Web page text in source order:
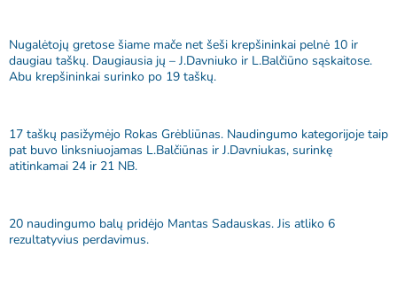
Nugalėtojų gretose šiame mače net šeši krepšininkai pelnė 10 ir
daugiau taškų. Daugiausia jų – J.Davniuko ir L.Balčiūno sąskaitose.
Abu krepšininkai surinko po 19 taškų.
17 taškų pasižymėjo Rokas Grėbliūnas. Naudingumo kategorijoje taip
pat buvo linksniuojamas L.Balčiūnas ir J.Davniukas, surinkę
atitinkamai 24 ir 21 NB.
20 naudingumo balų pridėjo Mantas Sadauskas. Jis atliko 6
rezultatyvius perdavimus.